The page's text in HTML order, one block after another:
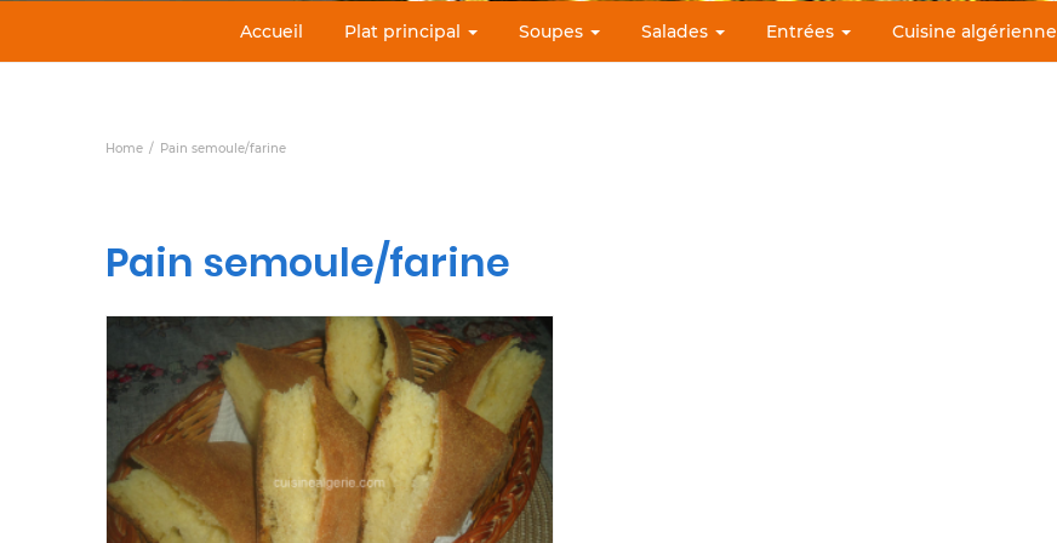
Accueil Plat principal Soupes Salades Entrées Cuisine algérienne
Home Pain semoule/farine
Pain semoule/farine